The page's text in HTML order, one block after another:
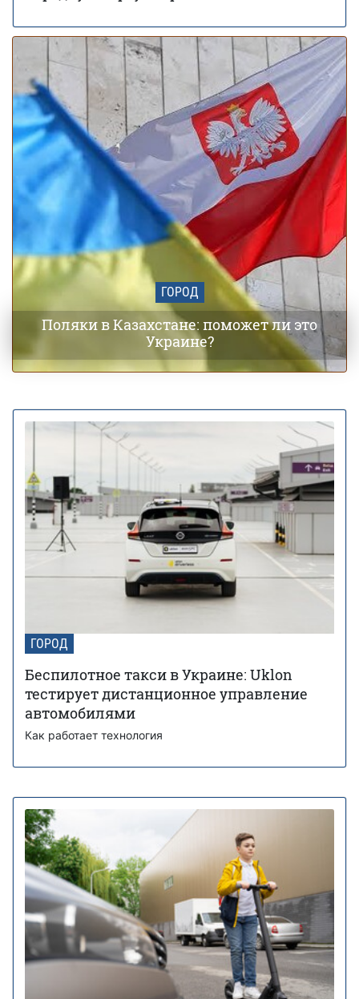
01 мая 18:24
области и даты похолодания
ГОРОД
Поляки в Казахстане: поможет ли это
Украине?
ГОРОД
Беспилотное такси в Украине: Uklon
тестирует дистанционное управление
автомобилями
Как работает технология